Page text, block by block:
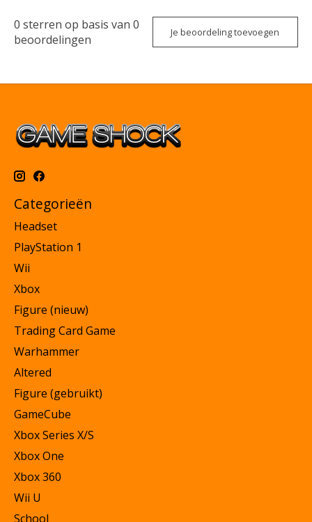
0 sterren op basis van 0
beoordelingen
Je beoordeling toevoegen
Categorieën
Headset
PlayStation 1
Wii
Xbox
Figure (nieuw)
Trading Card Game
Warhammer
Altered
Figure (gebruikt)
GameCube
Xbox Series X/S
Xbox One
Xbox 360
Wii U
School